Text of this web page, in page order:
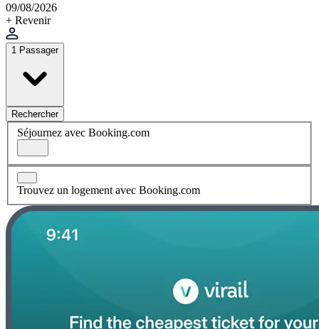
09/08/2026
+ Revenir
1 Passager
Rechercher
Séjournez avec Booking.com
Trouvez un logement avec Booking.com